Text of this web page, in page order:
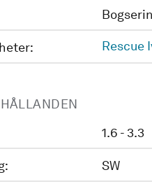
Rescue
1.6 - 3.3
SW